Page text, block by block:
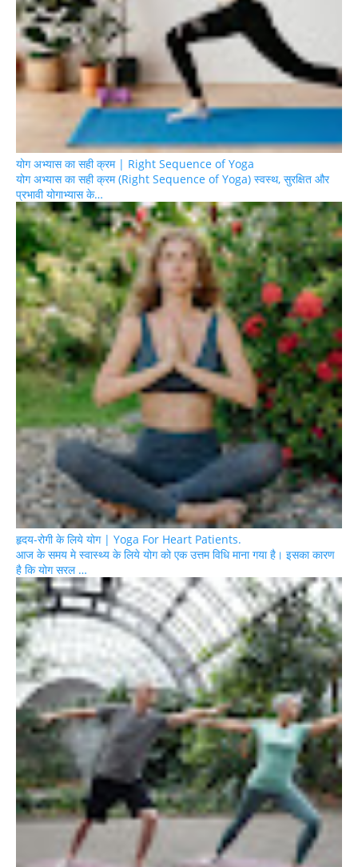
योग अभ्यास का सही क्रम | Right Sequence of Yoga
योग अभ्यास का सही क्रम (Right Sequence of Yoga) स्वस्थ, सुरक्षित और
प्रभावी योगाभ्यास के…
हृदय-रोगी के लिये योग | Yoga For Heart Patients.
आज के समय मे स्वास्थ्य के लिये योग को एक उत्तम विधि माना गया है। इसका कारण
है कि योग सरल …